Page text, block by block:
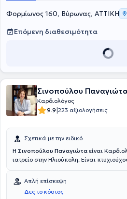
Φορμίωνος 160, Βύρωνας, ΑΤΤΙΚΗ
Επόμενη διαθεσιμότητα
Σινοπούλου
Καρδιολόγος
9.9|223 αξιολογήσεις
Σχετικά με την ειδικό
Η Σινοπούλου Παναγιώτα είναι
ιατρείο στην Ηλιούπολη. Είναι
εξειδικευμένη στην κλινική
τεχνικές υπερήχων, ακολουθώντας
Πανεπιστημιακή κλινική του Γενικού
Απλή επίσκεψη
Δες το κόστος